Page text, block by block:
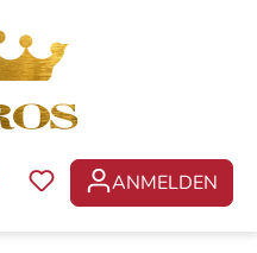
DU HAST 0
ANMELDEN